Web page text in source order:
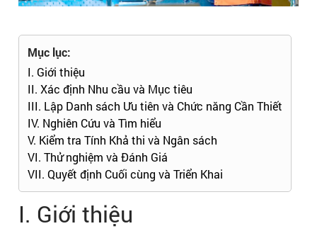
Mục lục:
I. Giới thiệu
II. Xác định Nhu cầu và Mục tiêu
III. Lập Danh sách Ưu tiên và Chức năng Cần Thiết
IV. Nghiên Cứu và Tìm hiểu
V. Kiểm tra Tính Khả thi và Ngân sách
VI. Thử nghiệm và Đánh Giá
VII. Quyết định Cuối cùng và Triển Khai
I. Giới thiệu